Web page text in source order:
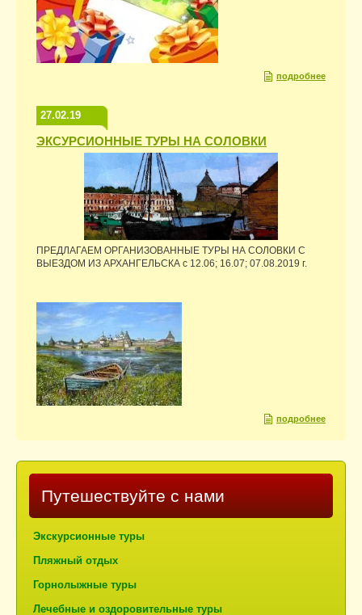
подробнее
27.02.19
ЭКСУРСИОННЫЕ ТУРЫ НА СОЛОВКИ
ПРЕДЛАГАЕМ ОРГАНИЗОВАННЫЕ ТУРЫ НА СОЛОВКИ С
ВЫЕЗДОМ ИЗ АРХАНГЕЛЬСКА с 12.06; 16.07; 07.08.2019 г.
подробнее
Путешествуйте с нами
Экскурсионные туры
Пляжный отдых
Горнолыжные туры
Лечебные и оздоровительные туры